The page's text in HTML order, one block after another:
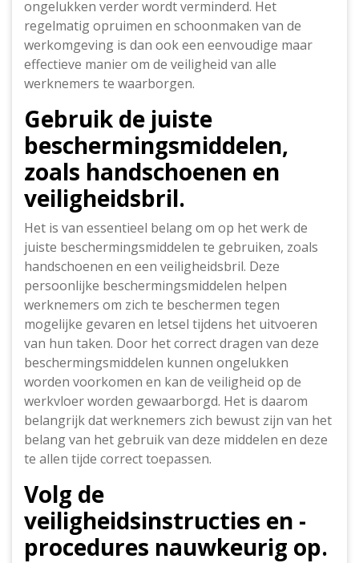
ongelukken verder wordt verminderd. Het
regelmatig opruimen en schoonmaken van de
werkomgeving is dan ook een eenvoudige maar
effectieve manier om de veiligheid van alle
werknemers te waarborgen.
Gebruik de juiste
beschermingsmiddelen,
zoals handschoenen en
veiligheidsbril.
Het is van essentieel belang om op het werk de
juiste beschermingsmiddelen te gebruiken, zoals
handschoenen en een veiligheidsbril. Deze
persoonlijke beschermingsmiddelen helpen
werknemers om zich te beschermen tegen
mogelijke gevaren en letsel tijdens het uitvoeren
van hun taken. Door het correct dragen van deze
beschermingsmiddelen kunnen ongelukken
worden voorkomen en kan de veiligheid op de
werkvloer worden gewaarborgd. Het is daarom
belangrijk dat werknemers zich bewust zijn van het
belang van het gebruik van deze middelen en deze
te allen tijde correct toepassen.
Volg de
veiligheidsinstructies en -
procedures nauwkeurig op.